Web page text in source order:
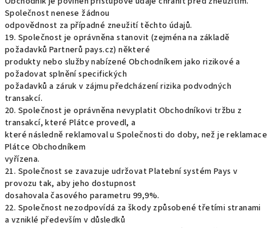
Společnost nenese žádnou
odpovědnost za případné zneužití těchto údajů.
19. Společnost je oprávněna stanovit (zejména na základě
požadavků Partnerů pays.cz) některé
produkty nebo služby nabízené Obchodníkem jako rizikové a
požadovat splnění specifických
požadavků a záruk v zájmu předcházení rizika podvodných
transakcí.
20. Společnost je oprávněna nevyplatit Obchodníkovi tržbu z
transakcí, které Plátce provedl, a
které následně reklamoval u Společnosti do doby, než je reklamace
Plátce Obchodníkem
vyřízena.
21. Společnost se zavazuje udržovat Platební systém Pays v
provozu tak, aby jeho dostupnost
dosahovala časového parametru 99,9%.
22. Společnost nezodpovídá za škody způsobené třetími stranami
a vzniklé především v důsledků